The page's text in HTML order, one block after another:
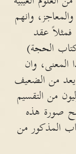
وانهم
عقد
الحجة)
وان
يعد من الضعيف
من التقسيم
صورة هذه
المذكور من